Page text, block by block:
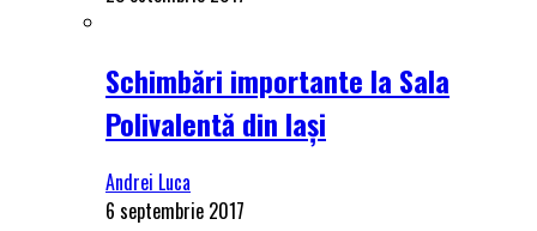
Schimbări importante la Sala
Polivalentă din Iași
Andrei Luca
6 septembrie 2017